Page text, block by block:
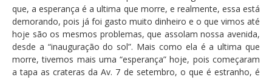
que, a esperança é a ultima que morre, e realmente, essa está
demorando, pois já foi gasto muito dinheiro e o que vimos até
hoje são os mesmos problemas, que assolam nossa avenida,
desde a “inauguração do sol”. Mais como ela é a ultima que
morre, tivemos mais uma “esperança” hoje, pois começaram
a tapa as crateras da Av. 7 de setembro, o que é estranho, é